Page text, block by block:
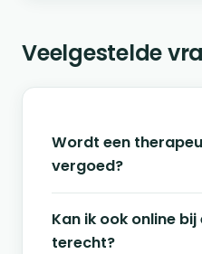
Veelgestelde
Wordt een
vergoed?
Kan ik ook online
terecht?